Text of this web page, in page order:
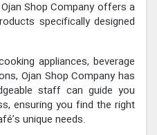
Shop Company offers a
specifically designed
appliances, beverage
Ojan Shop Company has
staff can guide you
ensuring you find the right
unique needs.